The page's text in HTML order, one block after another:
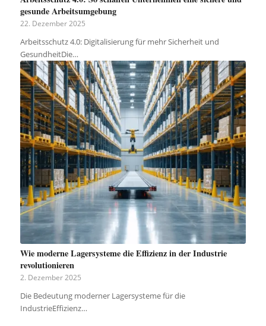
gesunde Arbeitsumgebung
22. Dezember 2025
Arbeitsschutz 4.0: Digitalisierung für mehr Sicherheit und
GesundheitDie…
Wie moderne Lagersysteme die Effizienz in der Industrie
revolutionieren
2. Dezember 2025
Die Bedeutung moderner Lagersysteme für die
IndustrieEffizienz…